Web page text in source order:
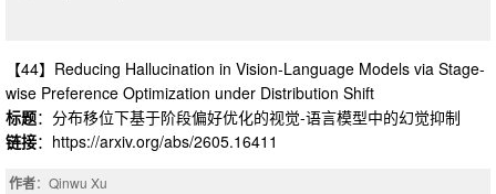
【44】Reducing Hallucination in Vision-Language Models via Stage-
wise Preference Optimization under Distribution Shift
标题：分布移位下基于阶段偏好优化的视觉-语言模型中的幻觉抑制
链接：https://arxiv.org/abs/2605.16411
作者：Qinwu Xu